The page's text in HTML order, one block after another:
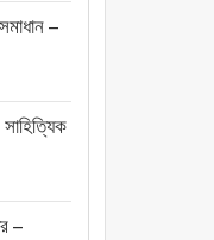
–
–